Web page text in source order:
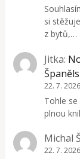
si
z bytů,…
Jitka:
22. 7. 2026
Tohle
plnou
Michal
22. 7. 2026